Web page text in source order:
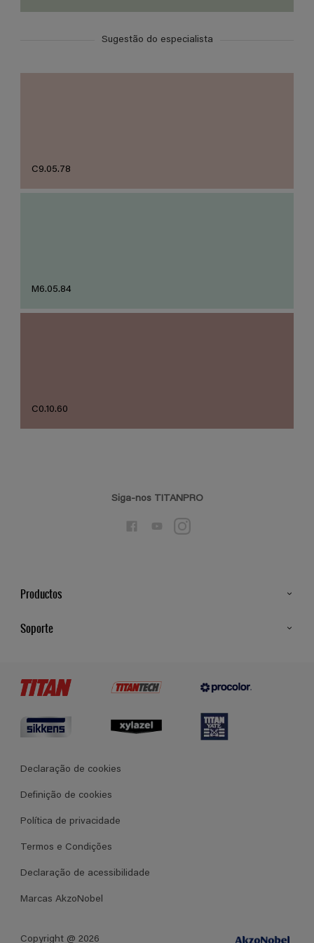
Sugestão do especialista
C9.05.78
M6.05.84
C0.10.60
Siga-nos TITANPRO
Productos
Soporte
Termos e Condições Gerais de Venda
Declaração de cookies
Definição de cookies
Política de privacidade
Termos e Condições
Declaração de acessibilidade
Marcas AkzoNobel
Copyright @ 2026